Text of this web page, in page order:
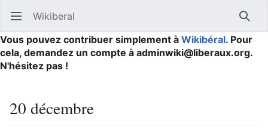
Ouvrir le menu principal Wikiberal
Vous pouvez contribuer simplement à Wikibéral. Pour
cela, demandez un compte à adminwiki@liberaux.org.
N'hésitez pas !
20 décembre